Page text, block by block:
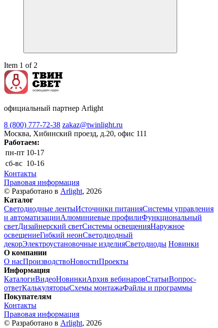
Item 1 of 2
официальный партнер Arlight
8 (800) 777-72-38 zakaz@twinlight.ru
Москва, Хибинский проезд, д.20, офис 111
Работаем:
пн-пт 10-17
сб-вс 10-16
Контакты
Правовая информация
© Разработано в Arlight, 2026
Каталог
Светодиодные лентыИсточники питанияСистемы управления
и автоматизацииАлюминиевые профилиФункциональный
светДизайнерский светСистемы освещенияНаружное
освещениеГибкий неонСветодиодный
декорЭлектроустановочные изделияСветодиоды Новинки
О компании
О насПроизводствоНовостиПроекты
Информация
КаталогиВидеоНовинкиАрхив вебинаровСтатьиВопрос-
ответКалькуляторыСхемы монтажаФайлы и программы
Покупателям
Контакты
Правовая информация
© Разработано в Arlight, 2026